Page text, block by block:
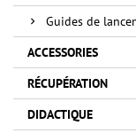
Guides de
ACCESSORIES
RÉCUPÉRATION
DIDACTIQUE